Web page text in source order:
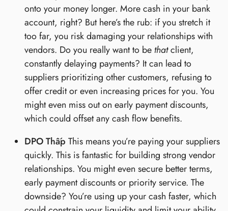
onto your money longer. More cash in your bank
account, right? But here’s the rub: if you stretch it
too far, you risk damaging your relationships with
vendors. Do you really want to be thatclient,
constantly delaying payments? It can lead to
suppliers prioritizing other customers, refusing to
offer credit or even increasing prices for you. You
might even miss out on early payment discounts,
which could offset any cash flow benefits.
DPO Thấp This means you’re paying your suppliers
quickly. This is fantastic for building strong vendor
relationships. You might even secure better terms,
early payment discounts or priority service. The
downside? You’re using up your cash faster, which